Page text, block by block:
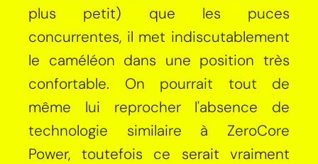
plus petit) que les puces
concurrentes, il met indiscutablement
le caméléon dans une position très
confortable. On pourrait tout de
même lui reprocher l'absence de
technologie similaire à ZeroCore
Power, toutefois ce serait vraiment